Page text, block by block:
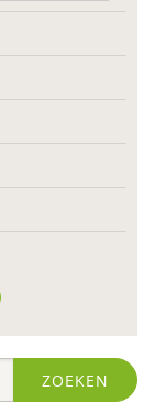
ZOEKEN